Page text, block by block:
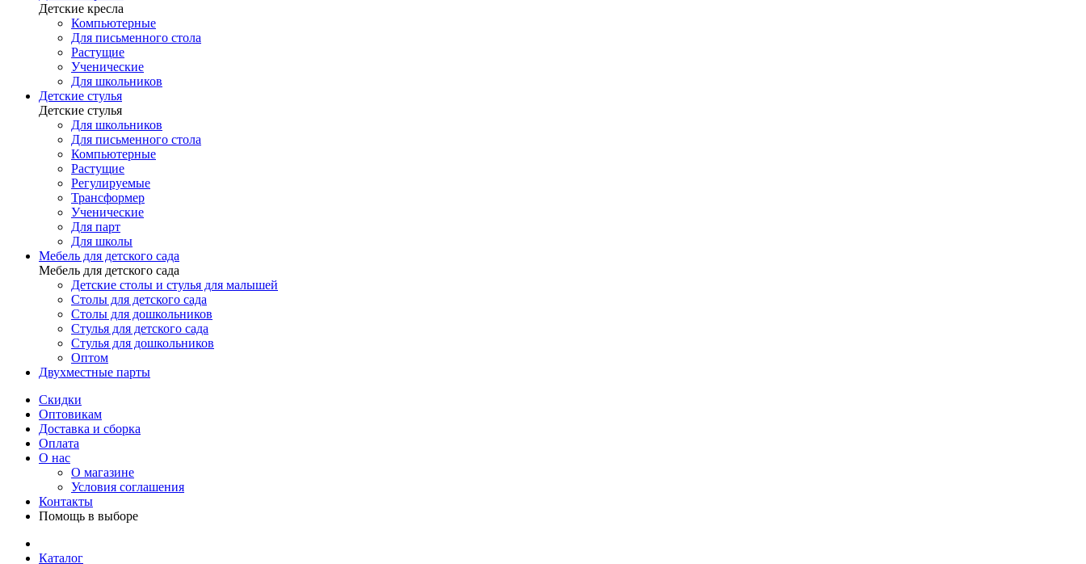
Детские кресла
Компьютерные
Для письменного стола
Растущие
Ученические
Для школьников
Детские стулья
Детские стулья
Для школьников
Для письменного стола
Компьютерные
Растущие
Регулируемые
Трансформер
Ученические
Для парт
Для школы
Мебель для детского сада
Мебель для детского сада
Детские столы и стулья для малышей
Столы для детского сада
Столы для дошкольников
Стулья для детского сада
Стулья для дошкольников
Оптом
Двухместные парты
Скидки
Оптовикам
Доставка и сборка
Оплата
О нас
О магазине
Условия соглашения
Контакты
Помощь в выборе
Каталог